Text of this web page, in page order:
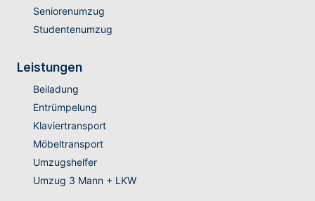
Seniorenumzug
Studentenumzug
Leistungen
Beiladung
Entrümpelung
Klaviertransport
Möbeltransport
Umzugshelfer
Umzug 3 Mann + LKW